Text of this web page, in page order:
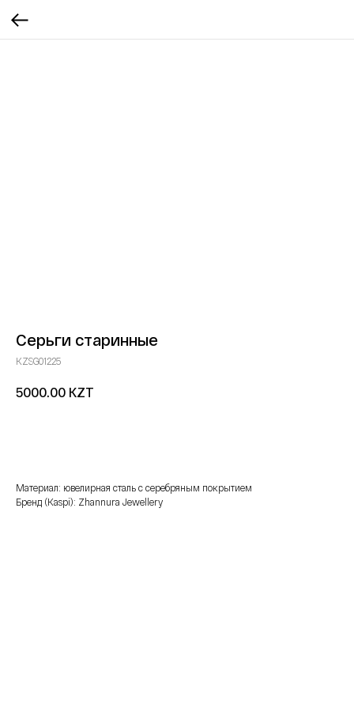
Серьги старинные
KZSG01225
5000.00 KZT
Материал: ювелирная сталь с серебряным покрытием
Бренд (Kaspi): Zhannura Jewellery